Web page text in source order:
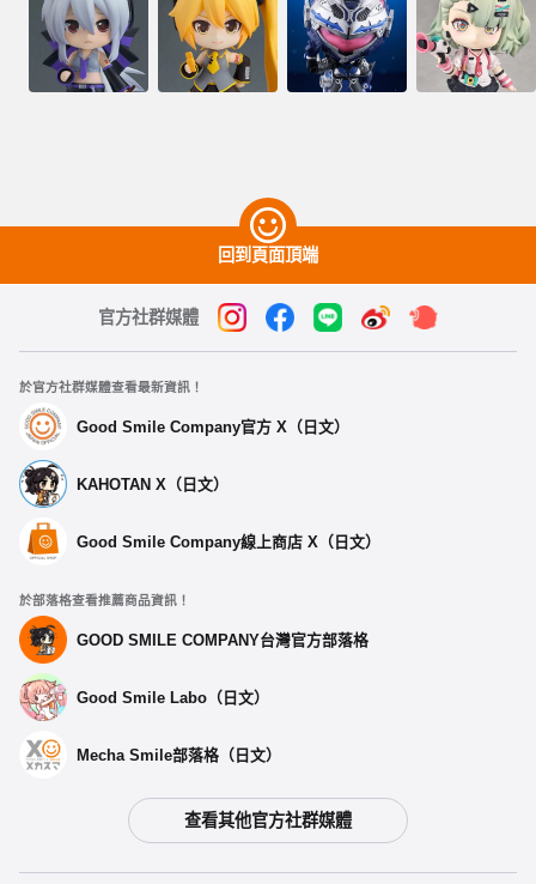
回到頁面頂端
官方社群媒體
於官方社群媒體查看最新資訊！
Good Smile Company官方 X（日文）
KAHOTAN X（日文）
Good Smile Company線上商店 X（日文）
於部落格查看推薦商品資訊！
GOOD SMILE COMPANY台灣官方部落格
Good Smile Labo（日文）
Mecha Smile部落格（日文）
查看其他官方社群媒體